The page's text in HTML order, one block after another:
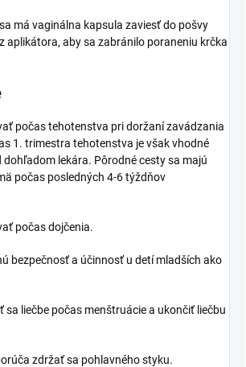
má vaginálna kapsula zaviesť do pošvy
aplikátora, aby sa zabránilo poraneniu krčka
počas tehotenstva pri doržaní zavádzania
1. trimestra tehotenstva je však vhodné
dohľadom lekára. Pôrodné cesty sa majú
počas posledných 4-6 týždňov
počas dojčenia.
bezpečnosť a účinnosť u detí mladších ako
sa liečbe počas menštruácie a ukončiť liečbu
zdržať sa pohlavného styku.